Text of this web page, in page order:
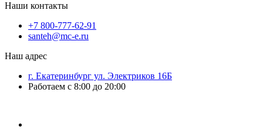
Наши контакты
+7 800-777-62-91
santeh@mc-e.ru
Наш адрес
г. Екатеринбург ул. Электриков 16Б
Работаем с 8:00 до 20:00